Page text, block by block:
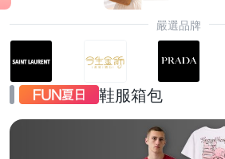
嚴選品牌
鞋服箱包